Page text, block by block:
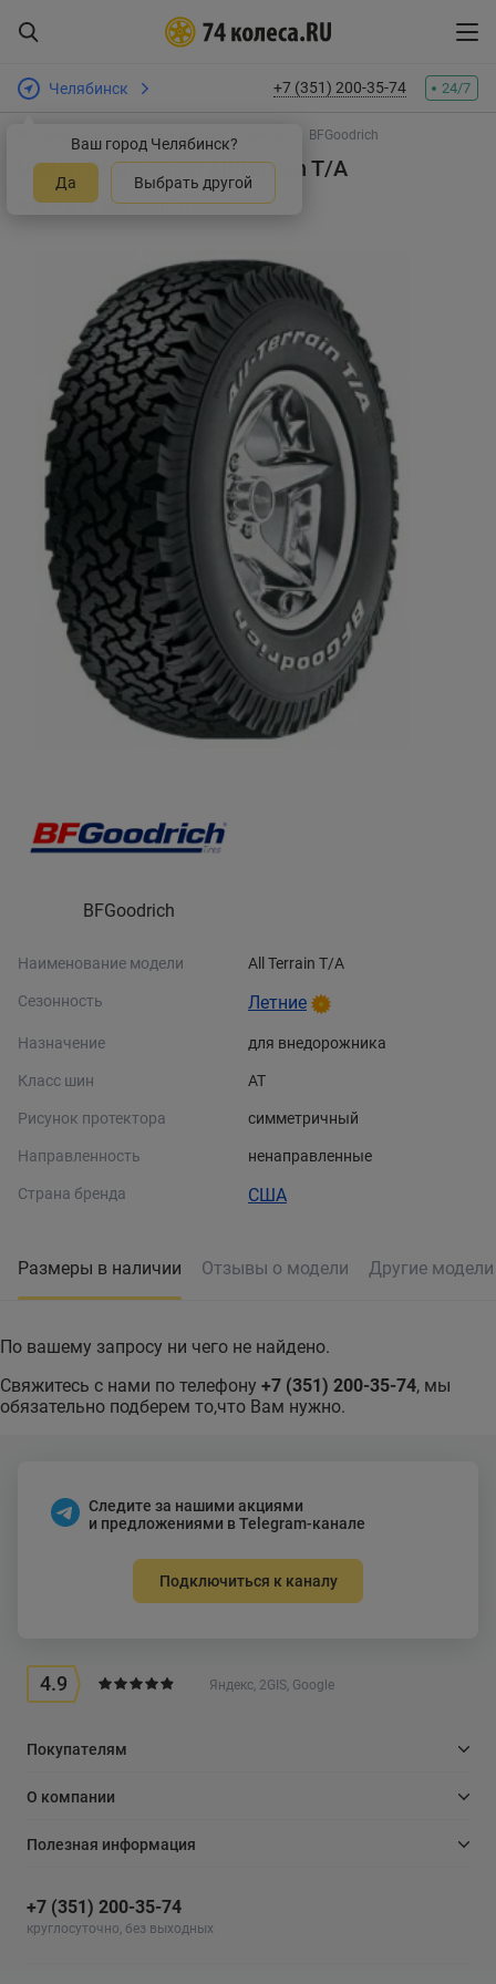
Челябинск
Ваш город Челябинск?
Да Выбрать другой
+7 (351) 200-35-74 24/7
Интернет-магазин шин и дисков BFGoodrich
Шины BFGoodrich All Terrain T/A
Оставить отзыв
BFGoodrich
Наименование модели All Terrain T/A
Сезонность Летние
Назначение для внедорожника
Класс шин AT
Рисунок протектора симметричный
Направленность ненаправленные
Страна бренда США
Размеры в наличии Отзывы о модели Другие
По вашему запросу ни чего не найдено.
Свяжитесь с нами по телефону +7 (351) 200-35-74, мы
обязательно подберем то,что Вам нужно.
Следите за нашими акциями
и предложениями в Telegram-канале
Подключиться к каналу
4.9 Яндекс, 2GIS, Google
Покупателям
О компании
Полезная информация
+7 (351) 200-35-74
круглосуточно, без выходных